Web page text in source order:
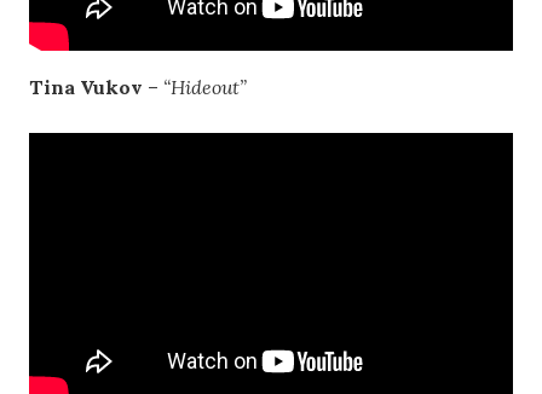
Tina Vukov – “Hideout”